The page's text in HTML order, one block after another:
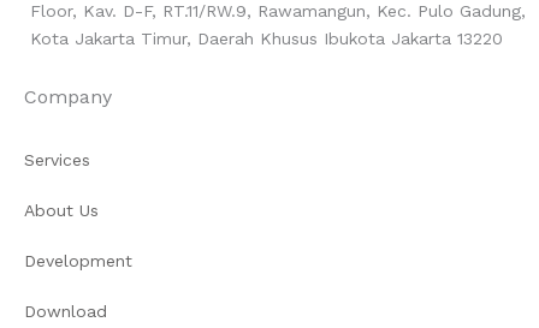
Floor, Kav. D-F, RT.11/RW.9, Rawamangun, Kec. Pulo Gadung,
Kota Jakarta Timur, Daerah Khusus Ibukota Jakarta 13220
Company
Services
About Us
Development
Download